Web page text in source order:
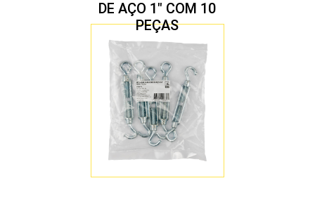
DE AÇO 1″ COM 10
PEÇAS